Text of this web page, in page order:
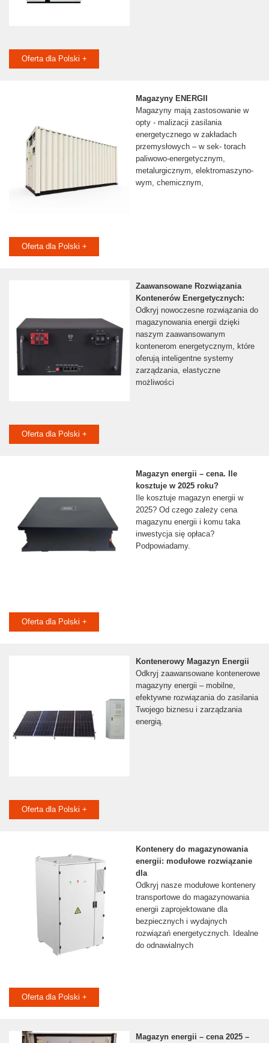
Oferta dla Polski +
Magazyny ENERGII
Magazyny mają zastosowanie w
opty - malizacji zasilania
energetycznego w zakładach
przemysłowych – w sek- torach
paliwowo-energetycznym,
metalurgicznym, elektromaszyno-
wym, chemicznym,
Oferta dla Polski +
Zaawansowane Rozwiązania
Kontenerów Energetycznych:
Odkryj nowoczesne rozwiązania do
magazynowania energii dzięki
naszym zaawansowanym
kontenerom energetycznym, które
oferują inteligentne systemy
zarządzania, elastyczne
możliwości
Oferta dla Polski +
Magazyn energii – cena. Ile
kosztuje w 2025 roku?
Ile kosztuje magazyn energii w
2025? Od czego zależy cena
magazynu energii i komu taka
inwestycja się opłaca?
Podpowiadamy.
Oferta dla Polski +
Kontenerowy Magazyn Energii
Odkryj zaawansowane kontenerowe
magazyny energii – mobilne,
efektywne rozwiązania do zasilania
Twojego biznesu i zarządzania
energią.
Oferta dla Polski +
Kontenery do magazynowania
energii: modułowe rozwiązanie
dla
Odkryj nasze modułowe kontenery
transportowe do magazynowania
energii zaprojektowane dla
bezpiecznych i wydajnych
rozwiązań energetycznych. Idealne
do odnawialnych
Oferta dla Polski +
Magazyn energii – cena 2025 –